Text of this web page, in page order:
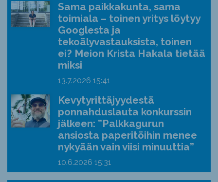
Sama paikkakunta, sama
toimiala – toinen yritys löytyy
Googlesta ja
tekoälyvastauksista, toinen
ei? Meion Krista Hakala tietää
miksi
13.7.2026 15:41
Kevytyrittäjyydestä
ponnahduslauta konkurssin
jälkeen: ”Palkkagurun
ansiosta paperitöihin menee
nykyään vain viisi minuuttia”
10.6.2026 15:31